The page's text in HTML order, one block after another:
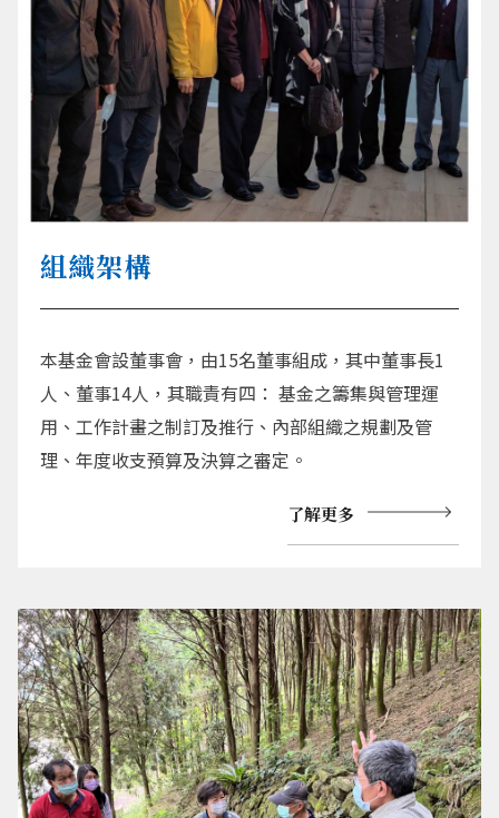
組織架構
本基金會設董事會，由15名董事組成，其中董事長1
人、董事14人，其職責有四： 基金之籌集與管理運
用、工作計畫之制訂及推行、內部組織之規劃及管
理、年度收支預算及決算之審定。
了解更多